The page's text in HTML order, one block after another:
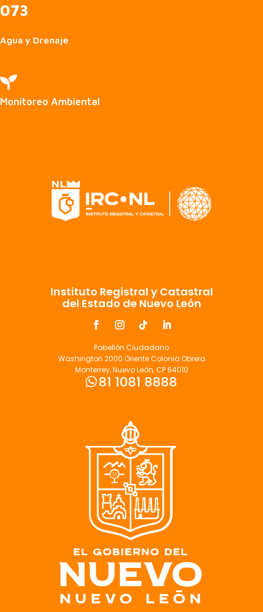
073
Agua y Drenaje

Monitoreo Ambiental
Instituto Registral y Catastral
del Estado de Nuevo León
Pabellón Ciudadano
Washington 2000 Oriente Colonia Obrera
Monterrey, Nuevo León, CP 64010
81 1081 8888